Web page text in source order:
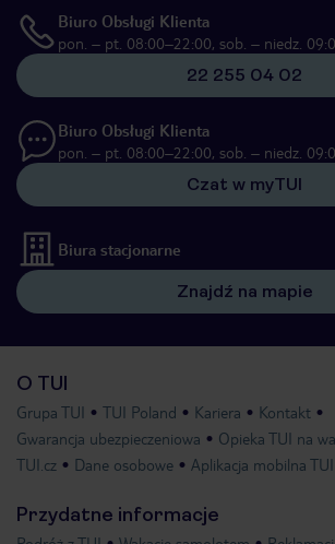
Biuro Obsługi Klienta
pon. – pt. 08:00–22:00, sob. – niedz.
22 255 04 02
Biuro Obsługi Klienta
pon. – pt. 08:00–22:00, sob. – niedz.
Czat w myTUI
Biura stacjonarne
Znajdź na mapie
O TUI
Grupa TUI TUI Poland Kariera
Kontakt
Gwarancja ubezpieczeniowa
Opieka TUI na
TUI.cz
Dane osobowe Aplikacja mobilna TUI
Przydatne informacje